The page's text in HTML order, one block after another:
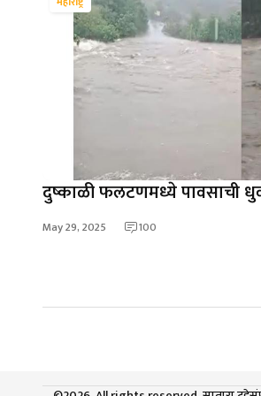
दुष्काळी फलटणमध्ये पावसाची
May 29, 2025 100